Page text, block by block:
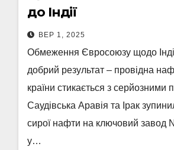
до Індії
ВЕР 1, 2025
Обмеження Євросоюзу щодо
добрий результат – провідна
країни стикається з серйозними
Саудівська Аравія та Ірак
сирої нафти на ключовий завод
у…